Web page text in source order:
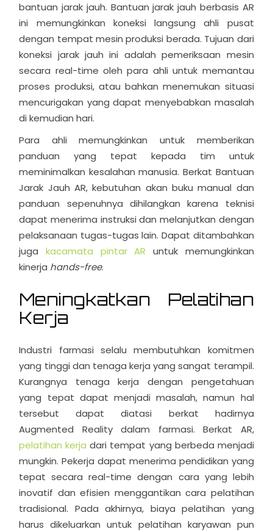
bantuan jarak jauh. Bantuan jarak jauh berbasis AR
ini memungkinkan koneksi langsung ahli pusat
dengan tempat mesin produksi berada. Tujuan dari
koneksi jarak jauh ini adalah pemeriksaan mesin
secara real-time oleh para ahli untuk memantau
proses produksi, atau bahkan menemukan situasi
mencurigakan yang dapat menyebabkan masalah
di kemudian hari.
Para ahli memungkinkan untuk memberikan
panduan yang tepat kepada tim untuk
meminimalkan kesalahan manusia. Berkat Bantuan
Jarak Jauh AR, kebutuhan akan buku manual dan
panduan sepenuhnya dihilangkan karena teknisi
dapat menerima instruksi dan melanjutkan dengan
pelaksanaan tugas-tugas lain. Dapat ditambahkan
jugakacamata pintar AR untuk memungkinkan
kinerja hands-free.
Meningkatkan Pelatihan
Kerja
Industri farmasi selalu membutuhkan komitmen
yang tinggi dan tenaga kerja yang sangat terampil.
Kurangnya tenaga kerja dengan pengetahuan
yang tepat dapat menjadi masalah, namun hal
tersebut dapat diatasi berkat hadirnya
Augmented Reality dalam farmasi. Berkat AR,
pelatihan kerja dari tempat yang berbeda menjadi
mungkin. Pekerja dapat menerima pendidikan yang
tepat secara real-time dengan cara yang lebih
inovatif dan efisien menggantikan cara pelatihan
tradisional. Pada akhirnya, biaya pelatihan yang
harus dikeluarkan untuk pelatihan karyawan pun